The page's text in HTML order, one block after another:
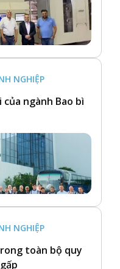
NGHIỆP
ngành Bao bì
NGHIỆP
toàn bộ quy